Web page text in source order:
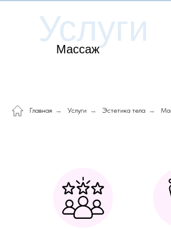
Услуги
Массаж
Главная → Услуги → Эстетика тела →